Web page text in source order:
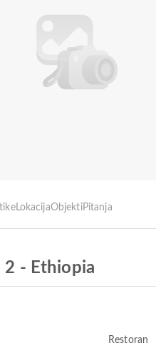
LokacijaObjektiPitanja
2 - Ethiopia
Restoran